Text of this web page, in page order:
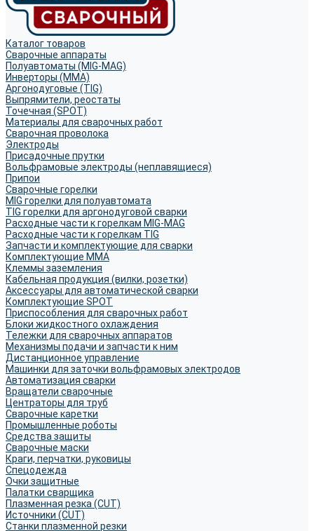
Каталог товаров
Сварочные аппараты
Полуавтоматы (MIG-MAG)
Инверторы (MMA)
Аргонодуговые (TIG)
Выпрямители, реостаты
Точечная (SPOT)
Материалы для сварочных работ
Сварочная проволока
Электроды
Присадочные прутки
Вольфрамовые электроды (неплавящиеся)
Припои
Сварочные горелки
MIG горелки для полуавтомата
TIG горелки для аргонодуговой сварки
Расходные части к горелкам MIG-MAG
Расходные части к горелкам TIG
Запчасти и комплектующие для сварки
Комплектующие ММА
Клеммы заземления
Кабельная продукция (вилки, розетки)
Аксессуары для автоматической сварки
Комплектующие SPOT
Приспособления для сварочных работ
Блоки жидкостного охлаждения
Тележки для сварочных аппаратов
Механизмы подачи и запчасти к ним
Дистанционное управление
Машинки для заточки вольфрамовых электродов
Автоматизация сварки
Вращатели сварочные
Центраторы для труб
Сварочные каретки
Промышленные роботы
Средства защиты
Сварочные маски
Краги, перчатки, руковицы
Спецодежда
Очки защитные
Палатки сварщика
Плазменная резка (CUT)
Источники (CUT)
Станки плазменной резки